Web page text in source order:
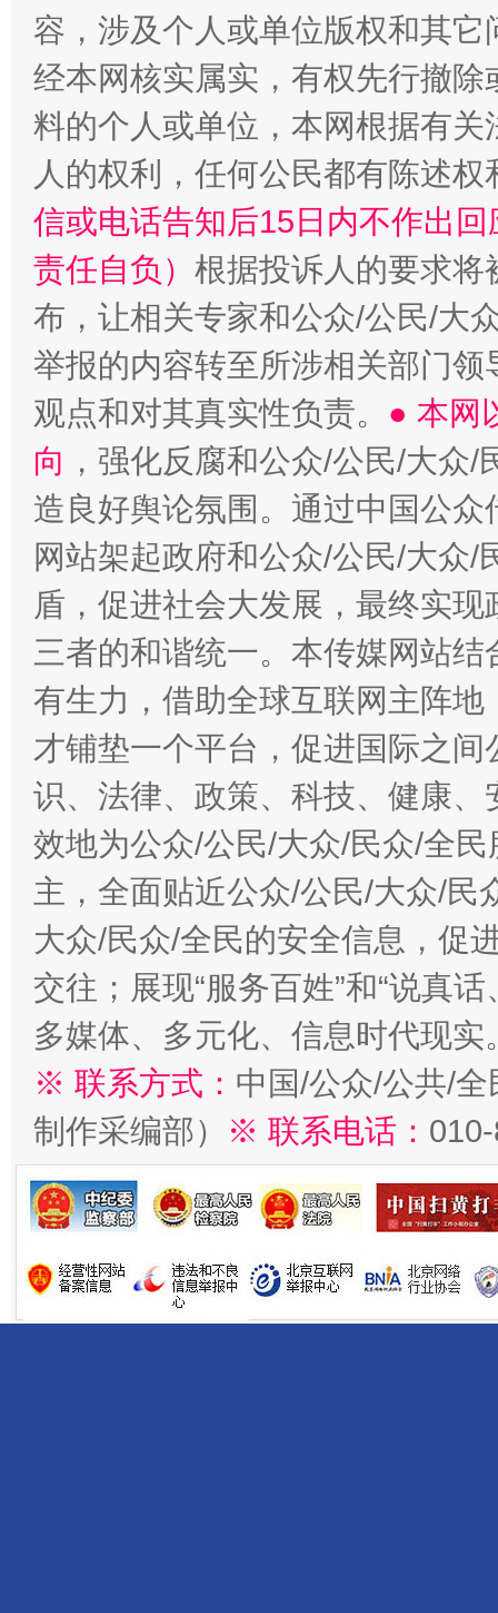
如何以同查同治破解风腐交织难题 养老服
容，涉及个人或单位版权和其它
经本网核实属实，有权先行撤
料的个人或单位，本网根据有
人的权利，任何公民都有陈述
信或电话告知后15日内不作出
责任自负） 根据投诉人的要求将
布，让相关专家和公众/公民/大
举报的内容转至所涉相关部门
观点和对其真实性负责。 ● 本网
向 ，强化反腐和公众/公民/大众
造良好舆论氛围。通过中国公
网站架起政府和公众/公民/大众
盾，促进社会大发展，最终实
三者的和谐统一。本传媒网站
有生力，借助全球互联网主阵
才铺垫一个平台，促进国际之
识、法律、政策、科技、健康
效地为公众/公民/大众/民众/全
主，全面贴近公众/公民/大众/民
大众/民众/全民的安全信息，促
交往；展现“服务百姓”和“说真
多媒体、多元化、信息时代现实
※ 联系方式： 中国/公众/公共/
制作采编部）
※ 联系电话：